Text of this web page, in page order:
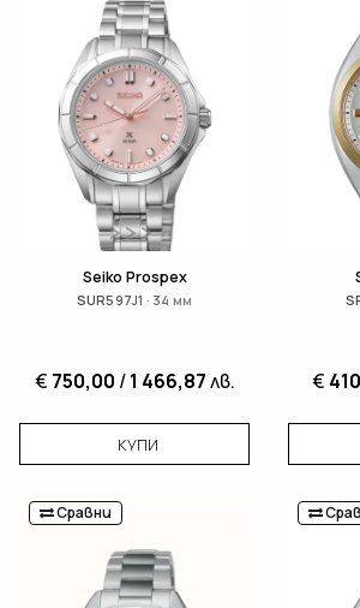
Seiko Prospex
SUR597J1 · 34 мм
€ 750,00 /1 466,87лв.
КУПИ
€
Сравни